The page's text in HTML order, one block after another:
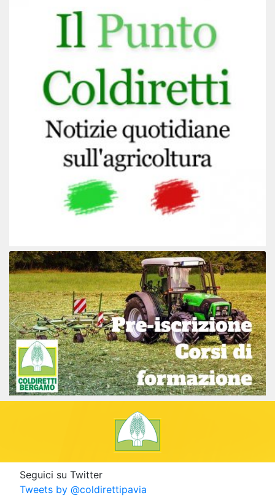
Seguici su Twitter
Tweets by @coldirettipavia